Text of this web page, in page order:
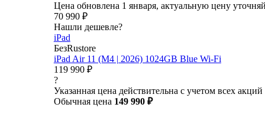
Цена обновлена 1 января, актуальную цену
70 990 ₽
Нашли дешевле?
iPad
БезRustore
iPad Air 11 (M4 | 2026) 1024GB Blue Wi-Fi
119 990 ₽
?
Указанная цена действительна с учетом всех акций
Обычная цена 149 990 ₽